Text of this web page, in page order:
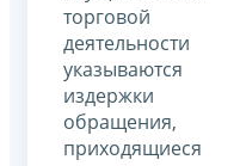
торговой
деятельности
указываются
издержки
обращения,
приходящиеся